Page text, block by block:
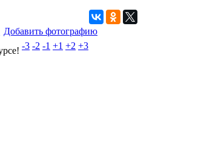
Добавить фотографию
-3 -2 -1 +1 +2 +3